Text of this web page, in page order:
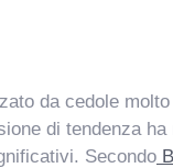
da cedole
di tendenza
Secondo